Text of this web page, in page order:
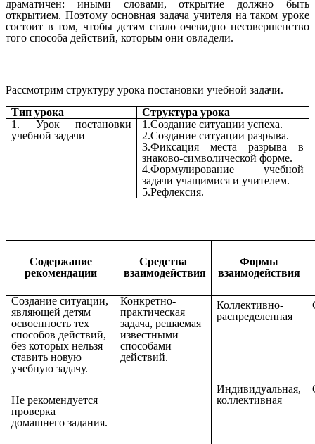
драматичен: иными словами, открытие должно быть
открытием. Поэтому основная задача учителя на таком уроке
состоит в том, чтобы детям стало очевидно несовершенство
того способа действий, которым они овладели.
Рассмотрим структуру урока постановки учебной задачи.
Тип урока
Структура урока
1. Урок постановки
учебной задачи
1.Создание ситуации успеха.
2.Создание ситуации разрыва.
3.Фиксация места разрыва в
знаково-символической форме.
4.Формулирование учебной
задачи учащимися и учителем.
5.Рефлексия.
Содержание
рекомендации
Средства
взаимодействия
Формы
взаимодействия
Создание ситуации,
являющей детям
освоенность тех
способов действий,
без которых нельзя
ставить новую
учебную задачу.
Не рекомендуется
проверка
домашнего задания.
Конкретно-
практическая
задача, решаемая
известными
способами
действий.
Коллективно-
распределенная
Индивидуальная,
коллективная